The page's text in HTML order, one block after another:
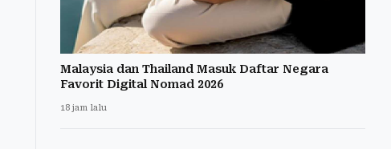
Malaysia dan Thailand Masuk Daftar Negara
Favorit Digital Nomad 2026
18 jam lalu